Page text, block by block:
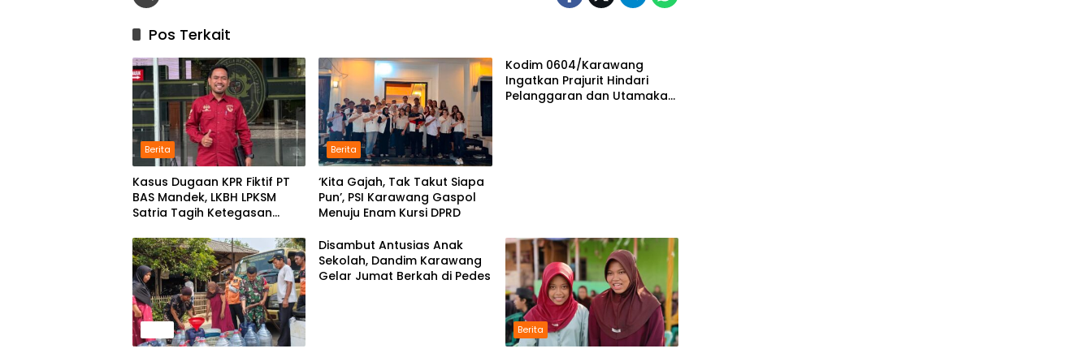
Pos Terkait
Berita
Kasus Dugaan KPR Fiktif PT
BAS Mandek, LKBH LPKSM
Satria Tagih Ketegasan
Berita
‘Kita Gajah, Tak Takut Siapa
Pun’, PSI Karawang Gaspol
Menuju Enam Kursi DPRD
Kodim 0604/Karawang
Ingatkan Prajurit Hindari
Pelanggaran dan Utamakan
Disambut Antusias Anak
Sekolah, Dandim Karawang
Gelar Jumat Berkah di Pedes
Berita